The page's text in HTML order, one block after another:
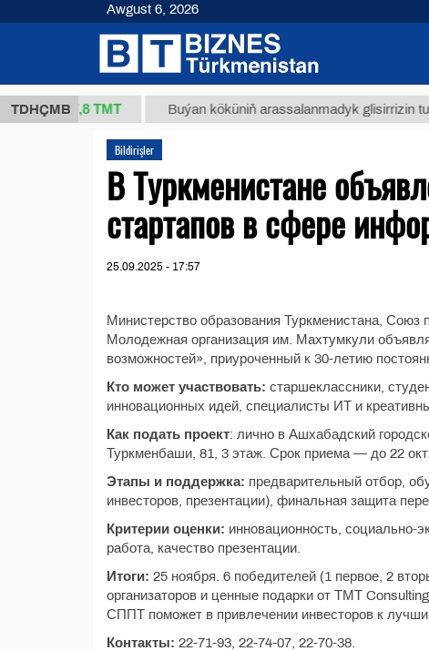
TDHÇMB
37,8 ТМТ Buýan köküniň arassalanmadyk glisirrizin
Bildirişler
В Туркменистане
стартапов в сфере
25.09.2025 - 17:57
Министерство образования Туркменистана,
Молодежная организация им. Махтумкули
возможностей», приуроченный к 30-летию
Кто может участвовать: старшеклассники,
инновационных идей, специалисты ИТ и
Как подать проект: лично в Ашхабадский
Туркменбаши, 81, 3 этаж. Срок приема — до 22
Этапы и поддержка: предварительный отбор,
инвесторов, презентации), финальная защита
Критерии оценки: инновационность, социально-
работа, качество презентации.
Итоги: 25 ноября. 6 победителей (1 первое, 2
организаторов и ценные подарки от ТМТ
СППТ поможет в привлечении инвесторов к
Контакты: 22-71-93, 22-74-07, 22-70-38.
Awgust 6, 2026